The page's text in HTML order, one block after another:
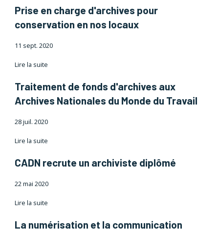
Prise en charge d'archives pour
conservation en nos locaux
11 sept. 2020
Lire la suite
Traitement de fonds d'archives aux
Archives Nationales du Monde du Travail
28 juil. 2020
Lire la suite
CADN recrute un archiviste diplômé
22 mai 2020
Lire la suite
La numérisation et la communication